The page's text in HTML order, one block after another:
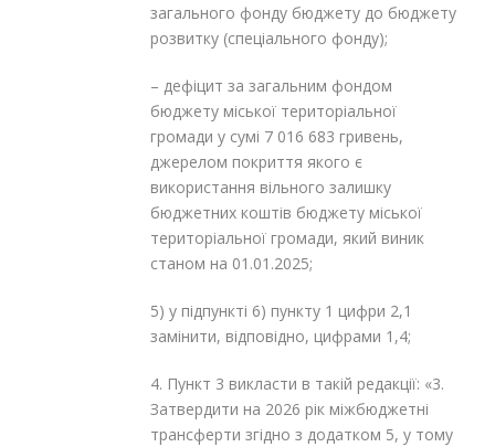
загального фонду бюджету до бюджету
розвитку (спеціального фонду);
– дефіцит за загальним фондом
бюджету міської територіальної
громади у сумі 7 016 683 гривень,
джерелом покриття якого є
використання вільного залишку
бюджетних коштів бюджету міської
територіальної громади, який виник
станом на 01.01.2025;
5) у підпункті 6) пункту 1 цифри 2,1
замінити, відповідно, цифрами 1,4;
4. Пункт 3 викласти в такій редакції: «3.
Затвердити на 2026 рік міжбюджетні
трансферти згідно з додатком 5, у тому